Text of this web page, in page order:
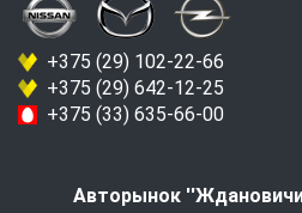
+375 (29) 102-22-66
+375 (29) 642-12-25
+375 (33) 635-66-00
Авторынок